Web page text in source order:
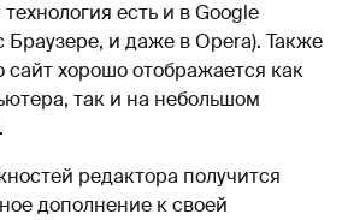
есть и в Google
Браузере, и даже в Opera). Также
сайт хорошо отображается как
так и на небольшом
редактора получится
дополнение к своей